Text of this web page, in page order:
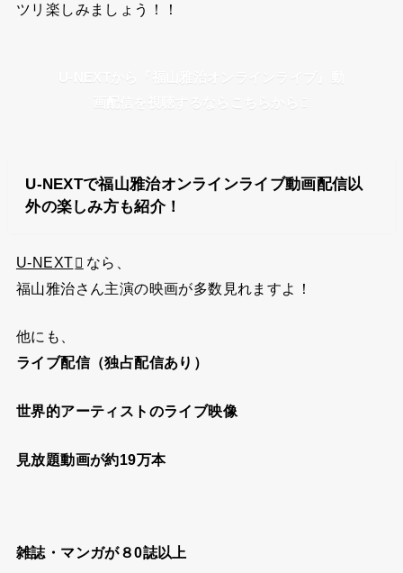
ツリ楽しみましょう！！
U-NEXTから『福山雅治オンラインライブ』動
画配信を視聴するならこちらから
U-NEXTで福山雅治オンラインライブ動画配信以
外の楽しみ方も紹介！
U-NEXT
なら、
福山雅治さん主演の映画が多数見れますよ！
他にも、
ライブ配信（独占配信あり）
世界的アーティストのライブ映像
見放題動画が約19万本
雑誌・マンガが８0誌以上